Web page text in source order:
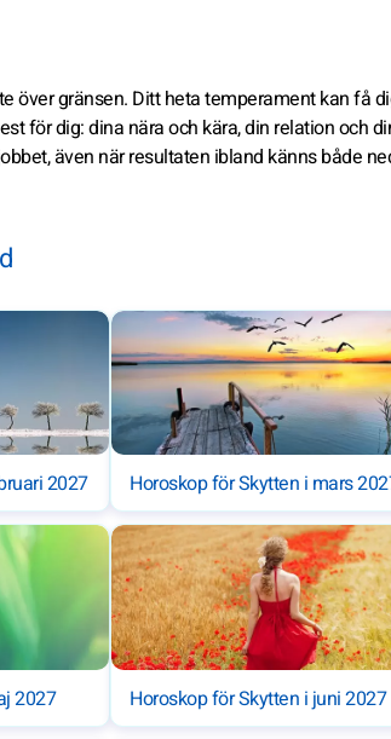
över gränsen. Ditt heta temperament kan få
för dig: dina nära och kära, din relation och
även när resultaten ibland känns både
2027 Horoskop för Skytten i mars
2027 Horoskop för Skytten i juni 2027